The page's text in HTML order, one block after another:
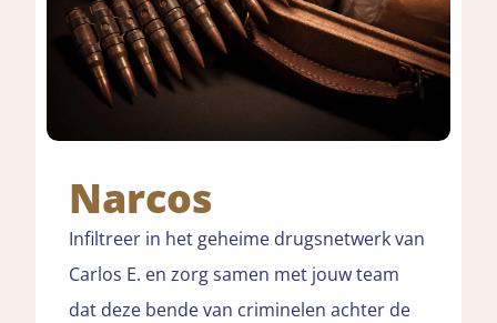
Narcos
Infiltreer in het geheime drugsnetwerk van
Carlos E. en zorg samen met jouw team
dat deze bende van criminelen achter de